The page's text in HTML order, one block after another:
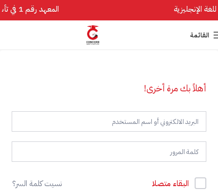
المعهد رقم 1 في تأسيس اللغة الإنجليزية
القائمة
أهلاً بك مرة أخرى!
البقاء متصلا نسيت كلمة السر؟